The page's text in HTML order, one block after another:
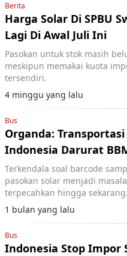
Berita
Harga Solar Di SPBU
Lagi Di Awal Juli Ini
Pasokan untuk stok masih
meskipun memakai kuota
tersendiri.
4 minggu yang lalu
Bus
Organda:
Indonesia Darurat
Terkendala soal barcode
pasokan solar menjadi
terpecahkan hingga sekarang.
1 bulan yang lalu
Bus
Indonesia Stop Impor